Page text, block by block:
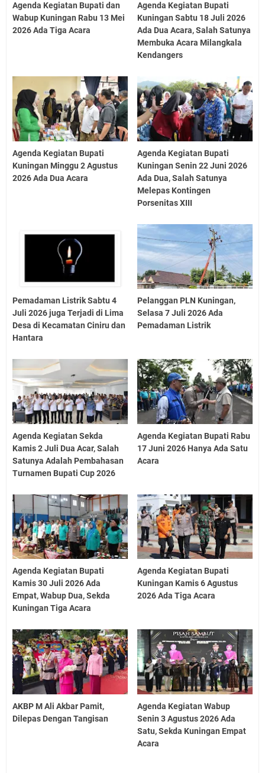
Agenda Kegiatan Bupati dan
Wabup Kuningan Rabu 13 Mei
2026 Ada Tiga Acara
Agenda Kegiatan Bupati
Kuningan Sabtu 18 Juli 2026
Ada Dua Acara, Salah Satunya
Membuka Acara Milangkala
Kendangers
Agenda Kegiatan Bupati
Kuningan Minggu 2 Agustus
2026 Ada Dua Acara
Agenda Kegiatan Bupati
Kuningan Senin 22 Juni 2026
Ada Dua, Salah Satunya
Melepas Kontingen
Porsenitas XIII
Pemadaman Listrik Sabtu 4
Juli 2026 juga Terjadi di Lima
Desa di Kecamatan Ciniru dan
Hantara
Pelanggan PLN Kuningan,
Selasa 7 Juli 2026 Ada
Pemadaman Listrik
Agenda Kegiatan Sekda
Kamis 2 Juli Dua Acar, Salah
Satunya Adalah Pembahasan
Turnamen Bupati Cup 2026
Agenda Kegiatan Bupati Rabu
17 Juni 2026 Hanya Ada Satu
Acara
Agenda Kegiatan Bupati
Kamis 30 Juli 2026 Ada
Empat, Wabup Dua, Sekda
Kuningan Tiga Acara
Agenda Kegiatan Bupati
Kuningan Kamis 6 Agustus
2026 Ada Tiga Acara
AKBP M Ali Akbar Pamit,
Dilepas Dengan Tangisan
Agenda Kegiatan Wabup
Senin 3 Agustus 2026 Ada
Satu, Sekda Kuningan Empat
Acara